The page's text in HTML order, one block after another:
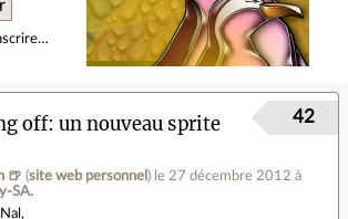
off: un nouveau sprite
🍺 (site web personnel ) le 27 décembre 2012 à
42